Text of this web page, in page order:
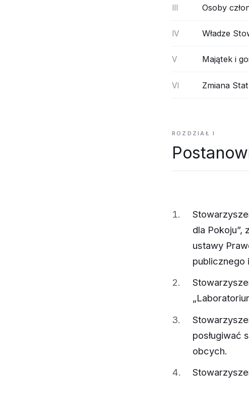
III Osoby
IV Władze
V Majątek i
VI Zmiana
ROZDZIAŁ I
dla Pokoju”,
ustawy
publicznego
posługiwać
obcych.